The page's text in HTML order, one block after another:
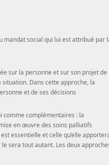
mandat social qui lui est attribué par
sur la personne et sur son projet de
Dans cette approche, la
et de ses décisions
comme complémentaires : la
en œuvre des soins palliatifs
essentielle et celle qu’elle
sera tout autant. Les deux